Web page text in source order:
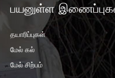
பயனுள்ள
தயாரிப்புகள்
மேல் கல்
மேல் சிற்பம்